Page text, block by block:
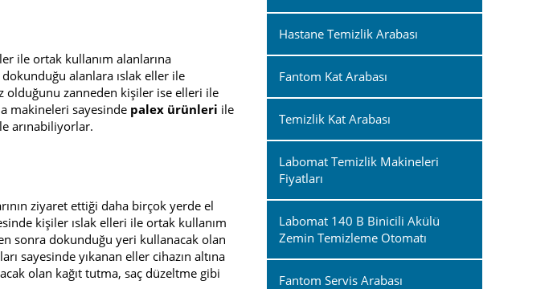
ile ortak kullanım alanlarına
alanlara ıslak eller ile
olduğunu zanneden kişiler ise elleri ile
makineleri sayesinde palex ürünleri ile
arınabiliyorlar.
ziyaret ettiği daha birçok yerde el
kişiler ıslak elleri ile ortak kullanım
sonra dokunduğu yeri kullanacak olan
sayesinde yıkanan eller cihazın altına
olan kağıt tutma, saç düzeltme gibi
Hastane Temizlik Arabası
Fantom Kat Arabası
Temizlik Kat Arabası
Labomat Temizlik Makineleri
Fiyatları
Labomat 140 B Binicili Akülü
Zemin Temizleme Otomatı
Fantom Servis Arabası